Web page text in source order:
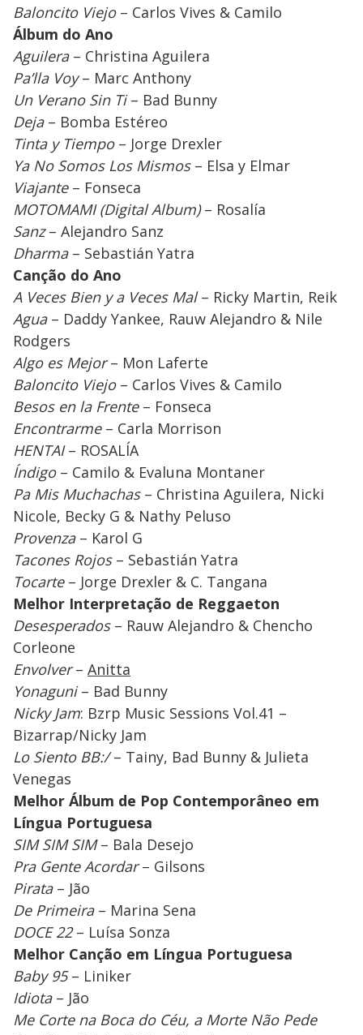
Baloncito Viejo– Carlos Vives & Camilo
Álbum do Ano
Aguilera– Christina Aguilera
Pa’lla Voy– Marc Anthony
Un Verano Sin Ti– Bad Bunny
Deja– Bomba Estéreo
Tinta y Tiempo– Jorge Drexler
Ya No Somos Los Mismos– Elsa y Elmar
Viajante– Fonseca
MOTOMAMI (Digital Album)– Rosalía
Sanz– Alejandro Sanz
Dharma – Sebastián Yatra
Canção do Ano
A Veces Bien y a Veces Mal­– Ricky Martin, Reik
Agua– Daddy Yankee, Rauw Alejandro & Nile
Rodgers
Algo es Mejor– Mon Laferte
Baloncito Viejo– Carlos Vives & Camilo
Besos en la Frente– Fonseca
Encontrarme– Carla Morrison
HENTAI– ROSALÍA
Índigo– Camilo & Evaluna Montaner
Pa Mis Muchachas– Christina Aguilera, Nicki
Nicole, Becky G & Nathy Peluso
Provenza– Karol G
Tacones Rojos– Sebastián Yatra
Tocarte– Jorge Drexler & C. Tangana
Melhor Interpretação de Reggaeton
Desesperados– Rauw Alejandro & Chencho
Corleone
Envolver– Anitta
Yonaguni– Bad Bunny
Nicky Jam: Bzrp Music Sessions Vol.41 –
Bizarrap/Nicky Jam
Lo Siento BB:/– Tainy, Bad Bunny & Julieta
Venegas
Melhor Álbum de Pop Contemporâneo em
Língua Portuguesa
SIM SIM SIM– Bala Desejo
Pra Gente Acordar– Gilsons
Pirata– Jão
De Primeira– Marina Sena
DOCE 22– Luísa Sonza
Melhor Canção em Língua Portuguesa
Baby 95– Liniker
Idiota– Jão
Me Corte na Boca do Céu, a Morte Não Pede